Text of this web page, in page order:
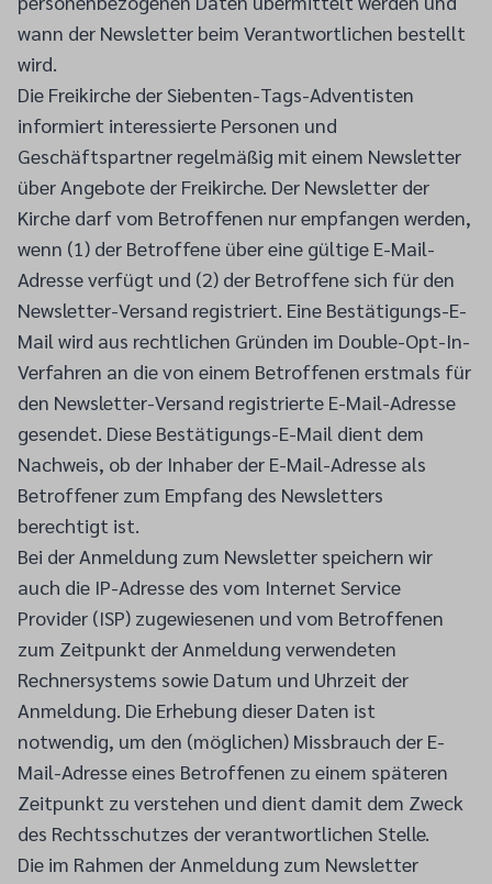
wann der Newsletter beim Verantwortlichen bestellt
wird.
Die Freikirche der Siebenten-Tags-Adventisten
informiert interessierte Personen und
Geschäftspartner regelmäßig mit einem Newsletter
über Angebote der Freikirche. Der Newsletter der
Kirche darf vom Betroffenen nur empfangen werden,
wenn (1) der Betroffene über eine gültige E-Mail-
Adresse verfügt und (2) der Betroffene sich für den
Newsletter-Versand registriert. Eine Bestätigungs-E-
Mail wird aus rechtlichen Gründen im Double-Opt-In-
Verfahren an die von einem Betroffenen erstmals für
den Newsletter-Versand registrierte E-Mail-Adresse
gesendet. Diese Bestätigungs-E-Mail dient dem
Nachweis, ob der Inhaber der E-Mail-Adresse als
Betroffener zum Empfang des Newsletters
berechtigt ist.
Bei der Anmeldung zum Newsletter speichern wir
auch die IP-Adresse des vom Internet Service
Provider (ISP) zugewiesenen und vom Betroffenen
zum Zeitpunkt der Anmeldung verwendeten
Rechnersystems sowie Datum und Uhrzeit der
Anmeldung. Die Erhebung dieser Daten ist
notwendig, um den (möglichen) Missbrauch der E-
Mail-Adresse eines Betroffenen zu einem späteren
Zeitpunkt zu verstehen und dient damit dem Zweck
des Rechtsschutzes der verantwortlichen Stelle.
Die im Rahmen der Anmeldung zum Newsletter